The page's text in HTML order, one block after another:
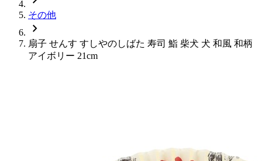
その他
chevron_right
扇子 せんす すしやのしばた 寿司 鮨 柴犬 犬 和風 和柄
アイボリー 21cm